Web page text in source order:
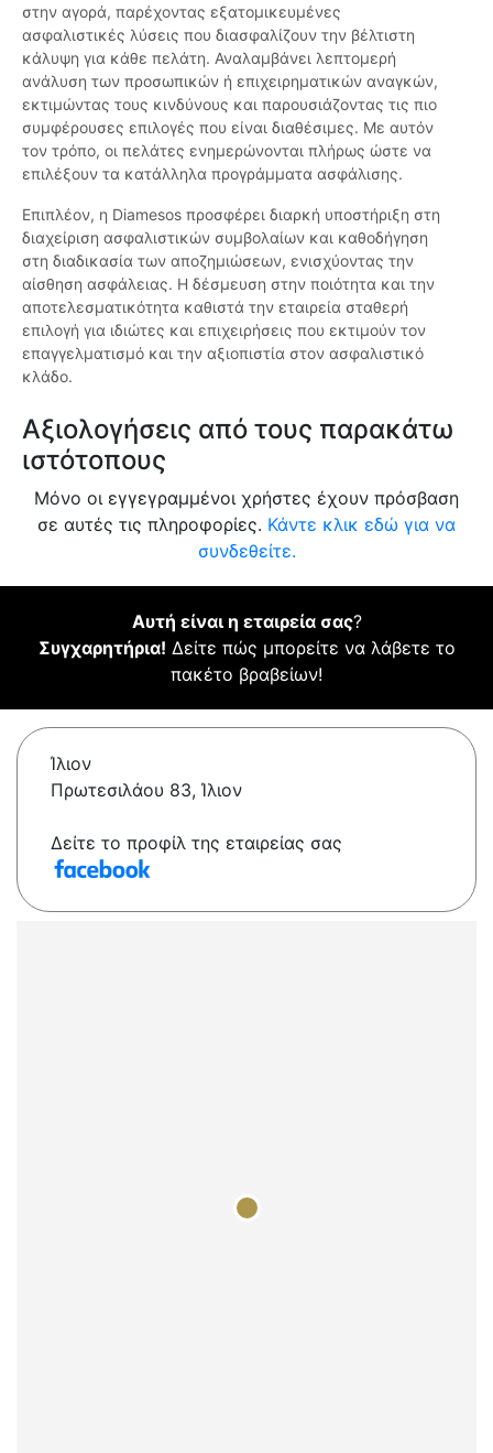
στην αγορά, παρέχοντας εξατομικευμένες
ασφαλιστικές λύσεις που διασφαλίζουν την βέλτιστη
κάλυψη για κάθε πελάτη. Αναλαμβάνει λεπτομερή
ανάλυση των προσωπικών ή επιχειρηματικών αναγκών,
εκτιμώντας τους κινδύνους και παρουσιάζοντας τις πιο
συμφέρουσες επιλογές που είναι διαθέσιμες. Με αυτόν
τον τρόπο, οι πελάτες ενημερώνονται πλήρως ώστε να
επιλέξουν τα κατάλληλα προγράμματα ασφάλισης.
Επιπλέον, η Diamesos προσφέρει διαρκή υποστήριξη στη
διαχείριση ασφαλιστικών συμβολαίων και καθοδήγηση
στη διαδικασία των αποζημιώσεων, ενισχύοντας την
αίσθηση ασφάλειας. Η δέσμευση στην ποιότητα και την
αποτελεσματικότητα καθιστά την εταιρεία σταθερή
επιλογή για ιδιώτες και επιχειρήσεις που εκτιμούν τον
επαγγελματισμό και την αξιοπιστία στον ασφαλιστικό
κλάδο.
Αξιολογήσεις από τους παρακάτω
ιστότοπους
Μόνο οι εγγεγραμμένοι χρήστες έχουν πρόσβαση
σε αυτές τις πληροφορίες. Κάντε κλικ εδώ για να
συνδεθείτε.
Αυτή είναι η εταιρεία σας?
Συγχαρητήρια! Δείτε πώς μπορείτε να λάβετε το
πακέτο βραβείων!
Ίλιον
Πρωτεσιλάου 83, Ίλιον
Δείτε το προφίλ της εταιρείας σας